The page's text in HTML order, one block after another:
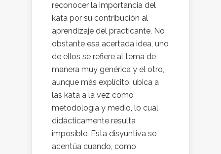
reconocer la importancia del
kata por su contribución al
aprendizaje del practicante. No
obstante esa acertada idea, uno
de ellos se refiere al tema de
manera muy genérica y el otro,
aunque más explícito, ubica a
las kata a la vez como
metodología y medio, lo cual
didácticamente resulta
imposible. Esta disyuntiva se
acentúa cuando, como